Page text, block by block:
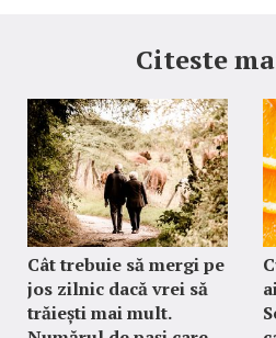
Citeste
Cât trebuie să mergi pe
jos zilnic dacă vrei să
trăiești mai mult.